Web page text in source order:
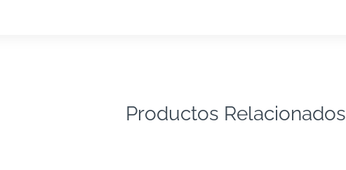
Productos Relacionados